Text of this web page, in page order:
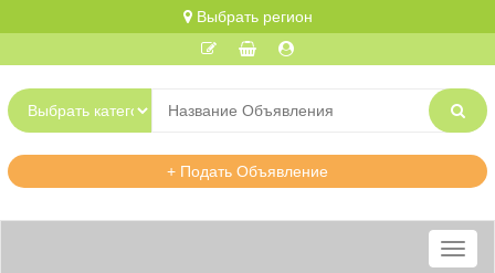
Выбрать регион
+ Подать Объявление
Меню